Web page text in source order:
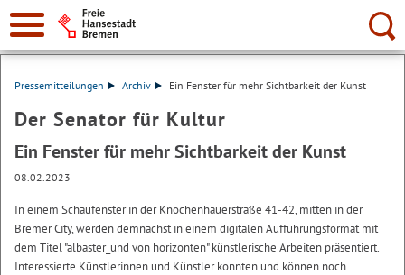
Suche:
Pressemitteilungen Archiv Ein Fenster für mehr Sichtbarkeit der Kunst
Der Senator für Kultur
Ein Fenster für mehr Sichtbarkeit der Kunst
08.02.2023
In einem Schaufenster in der Knochenhauerstraße 41-42, mitten in der
Bremer City, werden demnächst in einem digitalen Aufführungsformat mit
dem Titel "albaster_und von horizonten" künstlerische Arbeiten präsentiert.
Interessierte Künstlerinnen und Künstler konnten und können noch